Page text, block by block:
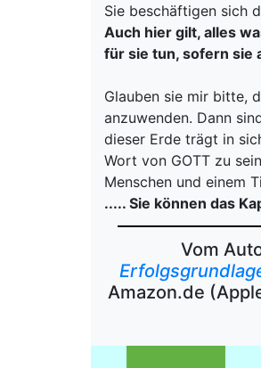
Sie beschäftigen sich
Auch hier gilt, alles
für sie tun, sofern sie
Glauben sie mir bitte,
anzuwenden. Dann
dieser Erde trägt in
Wort von GOTT zu
Menschen und einem
..... Sie können das
Vom
Amazon.de